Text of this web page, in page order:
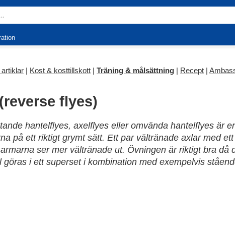
| Kost & kosttillskott | Träning & målsättning | Recept |
flyes)
hantelflyes, axelflyes eller omvända hantelflyes är
på ett riktigt grymt sätt. Ett par vältränade axlar med
ser mer vältränade ut. Övningen är riktigt bra då
i ett superset i kombination med exempelvis